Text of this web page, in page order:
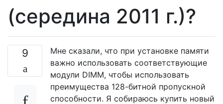
(середина 2011 г.)?
9
Мне сказали, что при установке памяти
важно использовать соответствующие
модули DIMM, чтобы использовать
преимущества 128-битной пропускной
способности. Я собираюсь купить новый